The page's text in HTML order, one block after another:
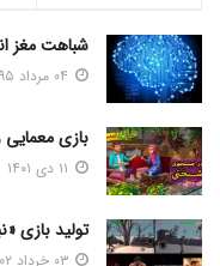
شباهت مغز
بازی معمایی
تولید بازی